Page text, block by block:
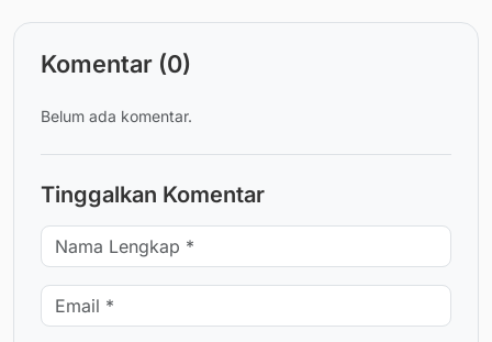
Komentar (0)
Belum ada komentar.
Tinggalkan Komentar